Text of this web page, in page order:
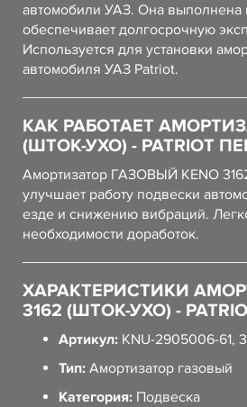
автомобили УАЗ. Она выполнена
обеспечивает долгосрочную
Используется для установки
автомобиля УАЗ Patriot.
КАК РАБОТАЕТ
(ШТОК-УХО) - PATRIOT
Амортизатор ГАЗОВЫЙ KENO
улучшает работу подвески
езде и снижению вибраций.
необходимости доработок.
ХАРАКТЕРИСТИКИ
3162 (ШТОК-УХО) -
Артикул: KNU-2905006-61,
Тип: Амортизатор газовый
Категория: Подвеска